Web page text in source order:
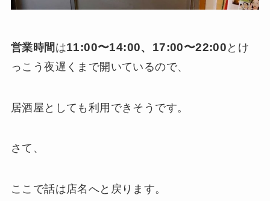
営業時間 は11:00〜14:00、17:00〜22:00 とけ
っこう夜遅くまで開いているので、
居酒屋としても利用できそうです。
さて、
ここで話は店名へと戻ります。